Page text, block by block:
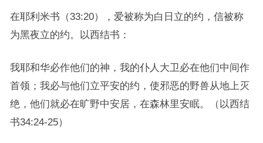
在耶利米书（33:20），爱被称为白日立的约，信被称
为黑夜立的约。以西结书：
我耶和华必作他们的神，我的仆人大卫必在他们中间作
首领；我必与他们立平安的约，使邪恶的野兽从地上灭
绝，他们就必在旷野中安居，在森林里安眠。（以西结
书34:24-25）